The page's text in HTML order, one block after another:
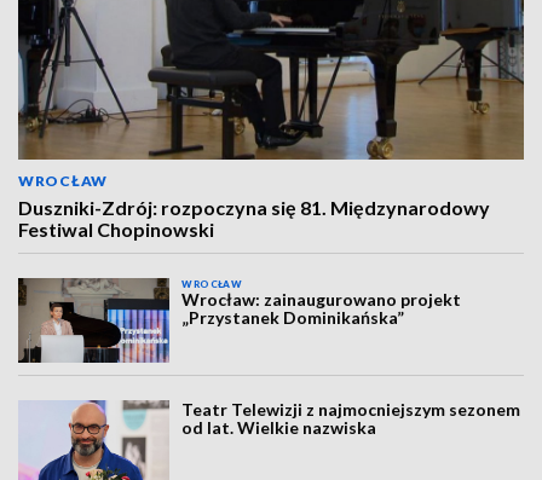
WROCŁAW
Duszniki-Zdrój: rozpoczyna się 81. Międzynarodowy
Festiwal Chopinowski
WROCŁAW
Wrocław: zainaugurowano projekt
„Przystanek Dominikańska”
Teatr Telewizji z najmocniejszym sezonem
od lat. Wielkie nazwiska